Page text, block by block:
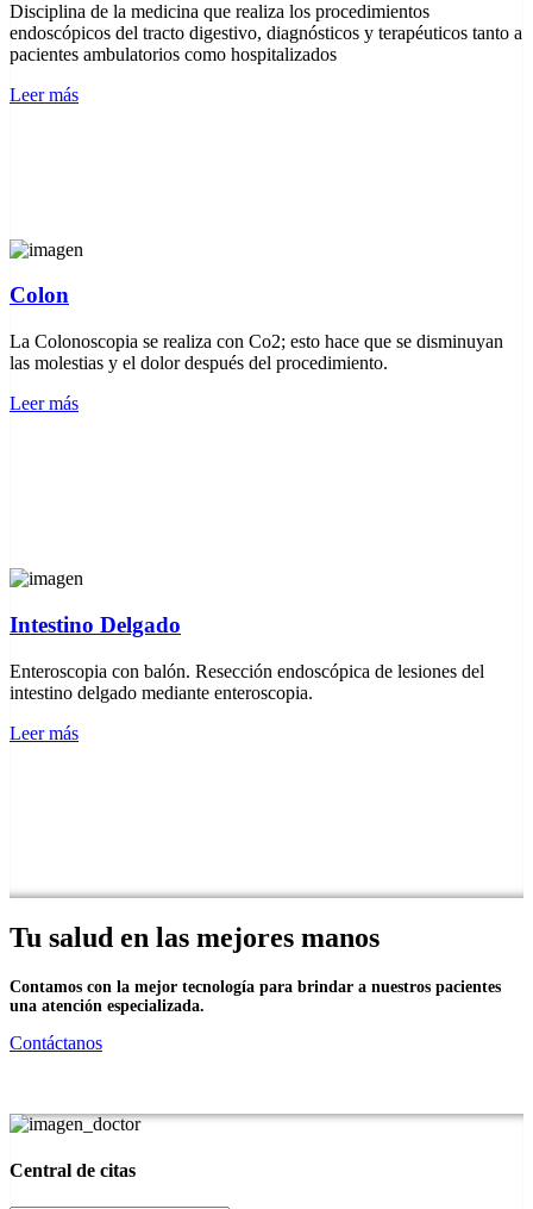
Disciplina de la medicina que realiza los procedimientos
endoscópicos del tracto digestivo, diagnósticos y terapéuticos tanto a
pacientes ambulatorios como hospitalizados
Leer más
Colon
La Colonoscopia se realiza con Co2; esto hace que se disminuyan
las molestias y el dolor después del procedimiento.
Leer más
Intestino Delgado
Enteroscopia con balón. Resección endoscópica de lesiones del
intestino delgado mediante enteroscopia.
Leer más
Tu salud en las mejores manos
Contamos con la mejor tecnología para brindar a nuestros pacientes
una atención especializada.
Contáctanos
Central de citas